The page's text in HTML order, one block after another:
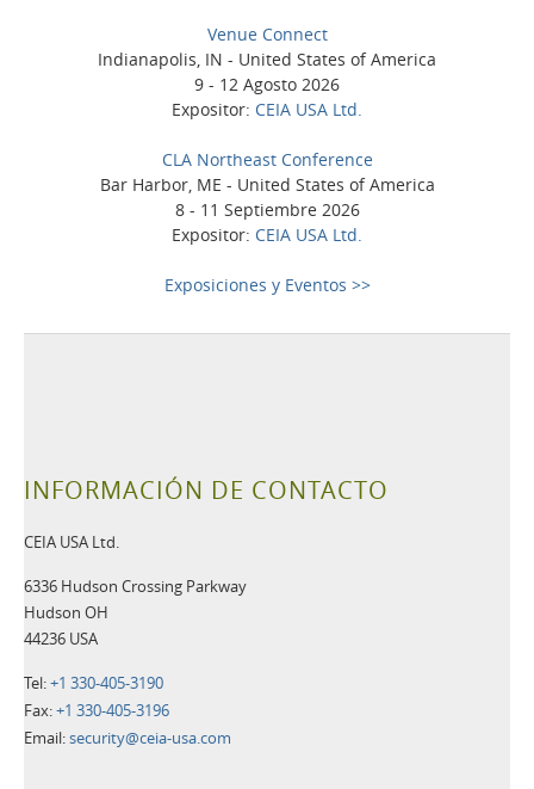
Venue Connect
Indianapolis, IN - United States of America
9 - 12 Agosto 2026
Expositor: CEIA USA Ltd.
CLA Northeast Conference
Bar Harbor, ME - United States of America
8 - 11 Septiembre 2026
Expositor: CEIA USA Ltd.
Exposiciones y Eventos >>
INFORMACIÓN DE CONTACTO
CEIA USA Ltd.
6336 Hudson Crossing Parkway
Hudson OH
44236 USA
Tel:+1 330-405-3190
Fax:+1 330-405-3196
Email:security@ceia-usa.com